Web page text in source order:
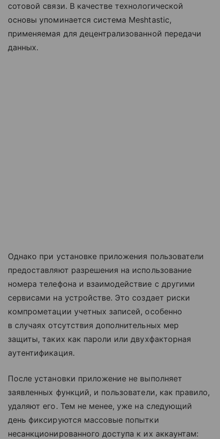
сотовой связи. В качестве технологической
основы упоминается система Meshtastic,
применяемая для децентрализованной передачи
данных.
Однако при установке приложения пользователи
предоставляют разрешения на использование
номера телефона и взаимодействие с другими
сервисами на устройстве. Это создает риски
компрометации учетных записей, особенно
в случаях отсутствия дополнительных мер
защиты, таких как пароли или двухфакторная
аутентификация.
После установки приложение не выполняет
заявленных функций, и пользователи, как правило,
удаляют его. Тем не менее, уже на следующий
день фиксируются массовые попытки
несанкционированного доступа к их аккаунтам: